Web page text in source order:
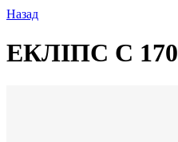
Назад
ЕКЛІПС С 170